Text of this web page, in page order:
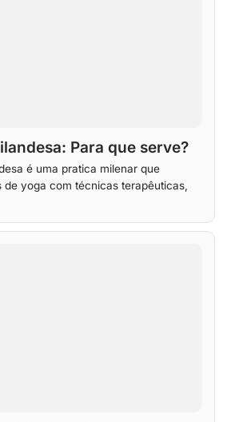
Para que serve?
é uma pratica milenar que
de yoga com técnicas terapêuticas,